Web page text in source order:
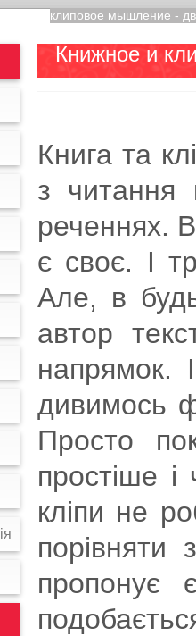
и клиповое мышление -
Книжное и
Книга та
з читання
реченнях.
є своє. І
Але, в
автор
напрямок.
дивимось
Просто
простіше
кліпи не
пропонує